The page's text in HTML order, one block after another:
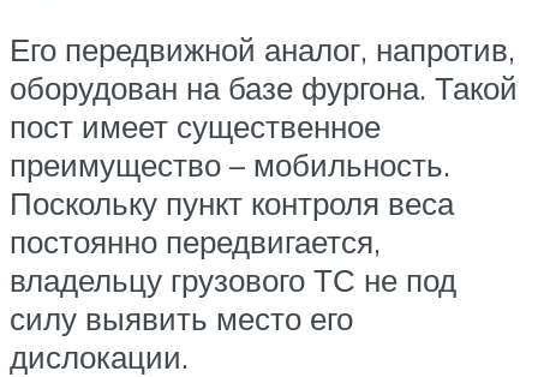
Его передвижной аналог, напротив,
оборудован на базе фургона. Такой
пост имеет существенное
преимущество – мобильность.
Поскольку пункт контроля веса
постоянно передвигается,
владельцу грузового ТС не под
силу выявить место его
дислокации.